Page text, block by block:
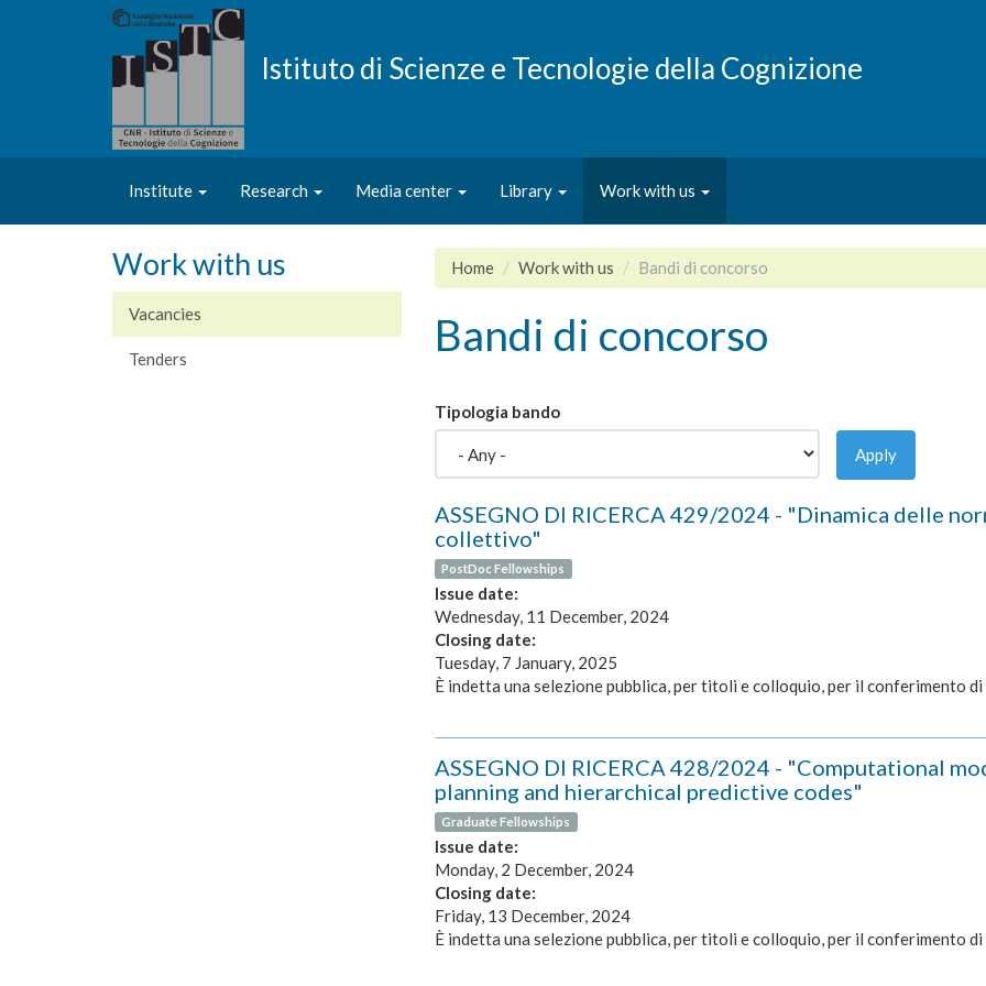
Istituto di Scienze e Tecnologie della Cognizione
Institute Research Media center Library Work with us
Work with us
Vacancies
Tenders
Home Work with us Bandi di concorso
Bandi di concorso
Tipologia bando
Apply
ASSEGNO DI RICERCA 429/2024 - "Dinamica delle
collettivo"
PostDoc Fellowships
Issue date:
Wednesday, 11 December, 2024
Closing date:
Tuesday, 7 January, 2025
È indetta una selezione pubblica, per titoli e colloquio, per il conferimento di
ASSEGNO DI RICERCA 428/2024 - "Computational
planning and hierarchical predictive codes"
Graduate Fellowships
Issue date:
Monday, 2 December, 2024
Closing date:
Friday, 13 December, 2024
È indetta una selezione pubblica, per titoli e colloquio, per il conferimento di